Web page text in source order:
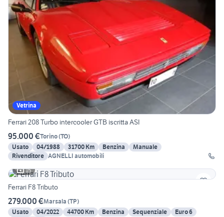
Vetrina
Ferrari 208 Turbo intercooler GTB iscritta ASI
95.000 €Torino(TO)
Usato
04/1988 31700 Km Benzina
Manuale
Rivenditore AGNELLI automobili
15
Ferrari F8 Tributo
279.000 €Marsala (TP)
Usato
04/2022 44700 Km Benzina Sequenziale Euro 6